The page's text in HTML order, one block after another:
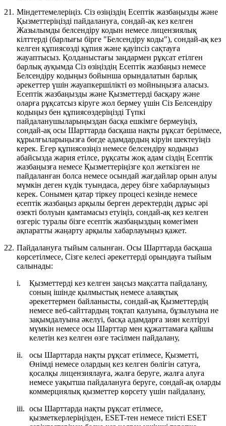
21. Міндеттемелеріңіз. Сіз өзіңіздің Есептік жазбаңызды және
Қызметтеріңізді пайдалануға, сондай-ақ кез келген
Жазылымды белсендіру кодын немесе лицензиялық
кілттерді (барлығы бірге "Белсендіру коды"), сондай-ақ кез
келген құпиясөзді құпия және қауіпсіз сақтауға
жауаптысыз. Қолданыстағы заңдармен рұқсат етілген
барлық ауқымда Сіз өзіңіздің Есептік жазбаңыз немесе
Белсендіру кодыңыз бойынша орындалатын барлық
әрекеттер үшін жауапкершілікті өз мойныңызға аласыз.
Есептік жазбаңызды және Қызметтерді басқару және
оларға рұқсатсыз кіруге жол бермеу үшін Сіз Белсендіру
кодыңыз бен құпиясөздеріңізді Түпкі
пайдаланушыларыңыздан басқа ешкімге бермеуіңіз,
сондай-ақ осы Шарттарда басқаша нақты рұқсат берілмесе,
құрылғыларыңызға бөгде адамдардың кіруін шектеуіңіз
керек. Егер құпиясөзіңіз немесе белсендіру кодыңыз
абайсызда жария етілсе, рұқсаты жоқ адам сіздің Есептік
жазбаңызға немесе Қызметтеріңізге қол жеткізген не
пайдаланған болса немесе осындай жағдайлар орын алуы
мүмкін деген күдік туындаса, дереу бізге хабарлауыңыз
керек. Сонымен қатар тіркеу процесі кезінде немесе
есептік жазбаңыз арқылы берген деректердің дұрыс әрі
өзекті болуын қамтамасыз етуіңіз, сондай-ақ кез келген
өзгеріс туралы бізге есептік жазбаңыздың көмегімен
ақпаратты жаңарту арқылы хабарлауыңыз қажет.
22. Пайдалануға тыйым салынған. Осы Шарттарда басқаша
көрсетілмесе, Сізге келесі әрекеттерді орындауға тыйым
салынады:
i.
Қызметтерді кез келген заңсыз мақсатта пайдалану,
соның ішінде қылмыстық немесе алаяқтық
әрекеттермен байланысты, сондай-ақ Қызметтердің
немесе веб-сайттардың тоқтап қалуына, бұзылуына не
зақымдалуына әкелуі, басқа адамдарға зиян келтіруі
мүмкін немесе осы Шарттар мен құжаттамаға қайшы
келетін кез келген өзге тәсілмен пайдалану,
ii.
осы Шарттарда нақты рұқсат етілмесе, Қызметті,
Өнімді немесе олардың кез келген бөлігін сатуға,
қосалқы лицензиялауға, жалға беруге, жалға алуға
немесе уақытша пайдалануға беруге, сондай-ақ оларды
коммерциялық қызметтер көрсету үшін пайдалану,
iii. осы Шарттарда нақты рұқсат етілмесе,
қызметкерлеріңізден, ESET-тен немесе тиісті ESET